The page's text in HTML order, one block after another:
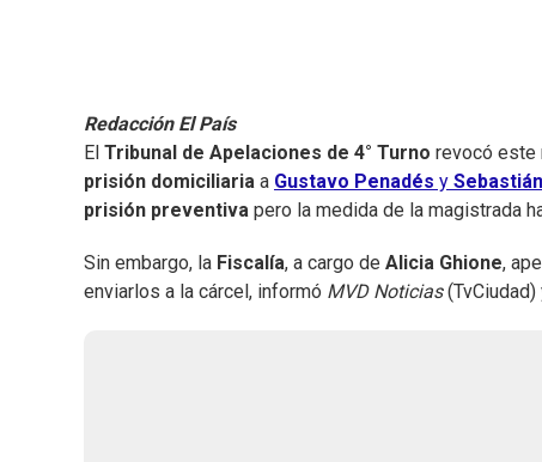
Redacción El País
El Tribunal de Apelaciones de 4° Turno revocó este
prisión domiciliaria a Gustavo Penadés y
prisión preventiva pero la medida de la magistrada
Sin embargo, la Fiscalía, a cargo de Alicia Ghione,
enviarlos a la cárcel, informó MVD Noticias(TvCiudad)